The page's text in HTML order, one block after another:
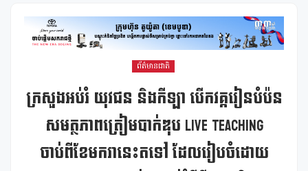
ព័ត៌មានជាតិ
ក្រសួងអប់រំ យុវជន និងកីឡា បើកវគ្ករៀនបំប៉ន
សមត្ថភាពត្រៀមបាក់ឌុប Live Teaching
ចាប់ពីខែមករានេះតទៅ ដែលរៀបចំដោយ